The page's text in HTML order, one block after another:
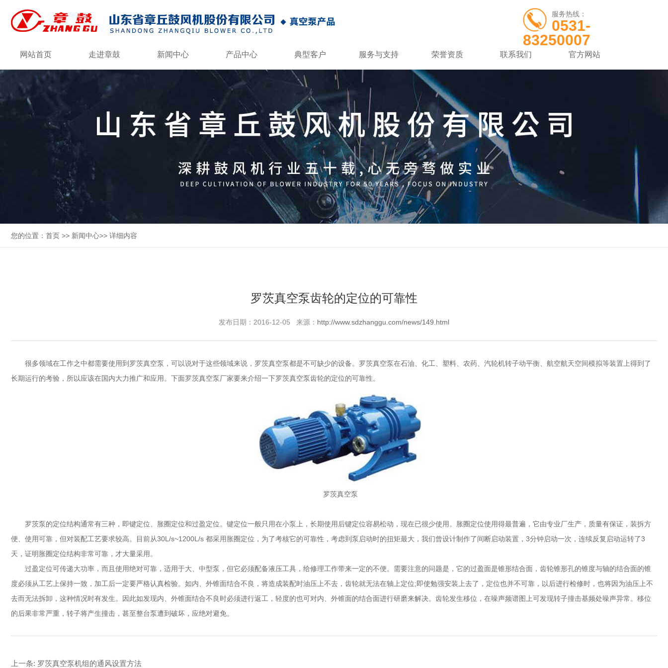
服务热线：
0531-
83250007
网站首页 走进章鼓 新闻中心 产品中心 典型客户 服务与支持 荣誉资质 联系我们 官方网站
您的位置： 首页 >> 新闻中心>> 详细内容
罗茨真空泵齿轮的定位的可靠性
发布日期：2016-12-05 来源： http://www.sdzhanggu.com/news/149.html
很多领域在工作之中都需要使用到 罗茨真空泵 ，可以说对于这些领域来说， 罗茨真空泵都是不可缺少的设备。 罗茨真空泵在石油、化工、塑料、农药、汽轮机转子动平衡、航空航天空间模拟等装置上得到了
长期运行的考验，所以应该在国内大力推广和应用。下面罗茨真空泵厂家要来介绍一下罗茨真空泵齿轮的定位的可靠性。
罗茨真空泵
罗茨泵的定位结构通常有三种，即键定位、胀圈定位和过盈定位。键定位一般只用在小泵上，长期使用后键定位容易松动，现在已很少使用。胀圈定位使用得最普遍，它由专业厂生产，质量有保证，装拆方
便、使用可靠，但对装配工艺要求较高。目前从30L/s~1200L/s 都采用胀圈定位，为了考核它的可靠性，考虑到泵启动时的扭矩最大，我们曾设计制作了间断启动装置，3分钟启动一次，连续反复启动运转了3
天，证明胀圈定位结构非常可靠，才大量采用。
过盈定位可传递大功率，而且使用绝对可靠，适用于大、中型泵，但它必须配备液压工具，给修理工作带来一定的不便。需要注意的问题是，它的过盈面是锥形结合面，齿轮锥形孔的锥度与轴的结合面的锥
度必须从工艺上保持一致，加工后一定要严格认真检验。如内、外锥面结合不良，将造成装配时油压上不去，齿轮就无法在轴上定位;即使勉强安装上去了，定位也并不可靠，以后进行检修时，也将因为油压上不
去而无法拆卸，这种情况时有发生。因此如发现内、外锥面结合不良时必须进行返工，轻度的也可对内、外锥面的结合面进行研磨来解决。齿轮发生移位，在噪声频谱图上可发现转子撞击基频处噪声异常。移位
的后果非常严重，转子将产生撞击，甚至整台泵遭到破坏，应绝对避免。
上一条: 罗茨真空泵机组的通风设置方法